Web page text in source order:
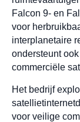
Falcon 9- en
voor
interplanetaire
ondersteunt
commerciële
Het bedrijf
voor veilige